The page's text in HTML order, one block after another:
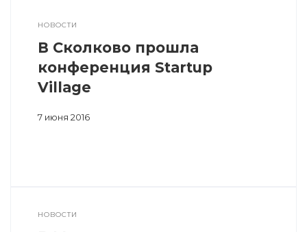
НОВОСТИ
В Сколково прошла
конференция Startup
Village
7 июня 2016
НОВОСТИ